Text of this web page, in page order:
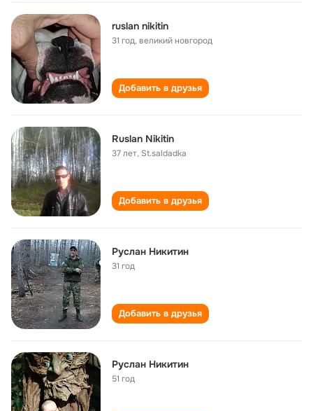
ruslan nikitin
31 год,великий новгород
Добавить в друзья
Ruslan Nikitin
37 лет, St.saldadka
Добавить в друзья
Руслан Никитин
31 год
Добавить в друзья
Руслан Никитин
51 год